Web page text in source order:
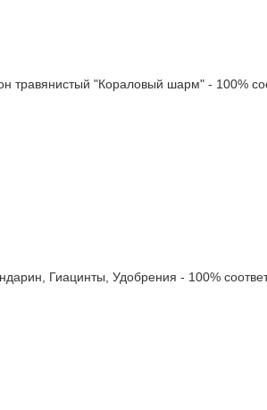
"Кораловый шарм" - 100%
Гиацинты, Удобрения - 100%